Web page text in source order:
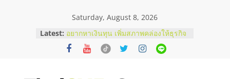
Saturday, August 8, 2026
Latest: อยากหาเงินทุน เพิ่มสภาพคล่องให้ธุรกิจ
เริ่มยังไงให้ผ่านฉลุย
สัมมนาออนไลน์ โอกาสบริหารสถานี